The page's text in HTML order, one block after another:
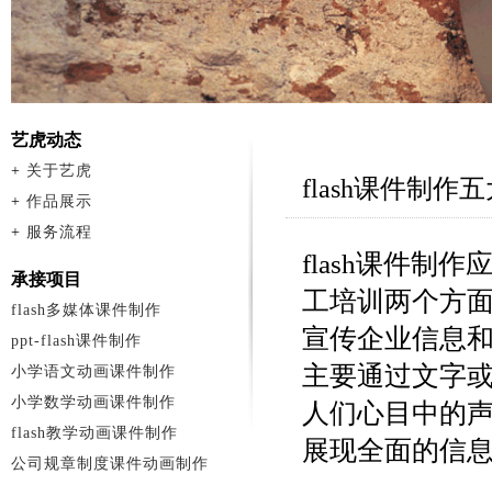
flash课件制作
flash课件制作
工培训两个方
宣传企业信息
主要通过文字
人们心目中的
展现全面的信
艺虎动态
+ 关于艺虎
+ 作品展示
+ 服务流程
承接项目
flash多媒体课件制作
ppt-flash课件制作
小学语文动画课件制作
小学数学动画课件制作
flash教学动画课件制作
公司规章制度课件动画制作